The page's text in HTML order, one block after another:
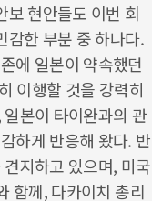
보 현안들도 이번 회
감한 부분 중 하나다.
에 일본이 약속했던
이행할 것을 강력히
본이 타이완과의 관
하게 반응해 왔다. 반
지하고 있으며, 미국
함께, 다카이치 총리